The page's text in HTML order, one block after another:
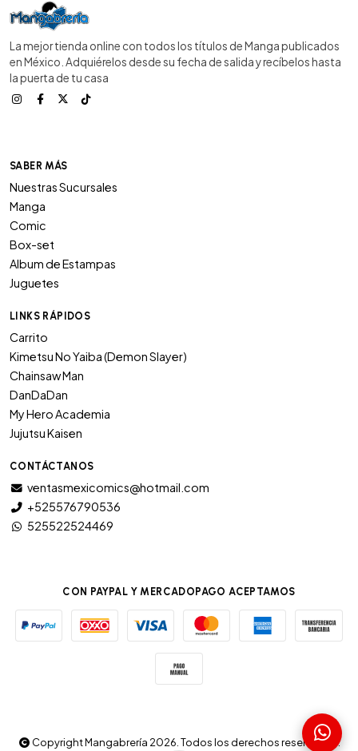
La mejor tienda online con todos los títulos de Manga publicados
en México. Adquiérelos desde su fecha de salida y recíbelos hasta
la puerta de tu casa
SABER MÁS
Nuestras Sucursales
Manga
Comic
Box-set
Album de Estampas
Juguetes
LINKS RÁPIDOS
Carrito
Kimetsu No Yaiba (Demon Slayer)
Chainsaw Man
DanDaDan
My Hero Academia
Jujutsu Kaisen
CONTÁCTANOS
ventasmexicomics@hotmail.com
+525576790536
525522524469
CON PAYPAL Y MERCADOPAGO ACEPTAMOS
Copyright Mangabrería 2026. Todos los derechos reservados.